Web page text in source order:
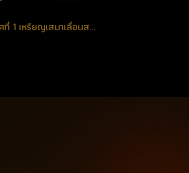
***แชมป์ชนะเลิศที่ 1 เหรียญเสมาเลื่อนสมณศักดิ์ 49 ปี 2553...1 ใน 199 เหรียญ เนื้อเงินหน้ากากทองคำ หมายเลข 25 (ขายแล้ว)